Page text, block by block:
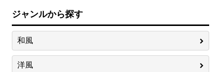
ジャンルから探す
和風
洋風